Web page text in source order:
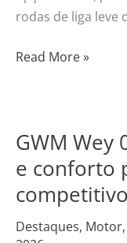
rodas de liga leve
Read More »
GWM Wey
e conforto
competitivo
Destaques, Motor,
GWM
07
oferece
muito